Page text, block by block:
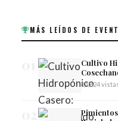
MÁS LEÍDOS DE
Cultivo
14,624